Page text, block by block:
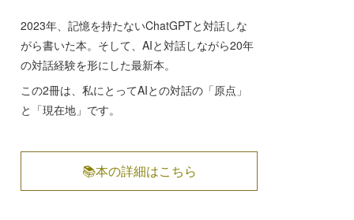
2023年、記憶を持たないChatGPTと対話しな
がら書いた本。そして、AIと対話しながら20年
の対話経験を形にした最新本。
この2冊は、私にとってAIとの対話の「原点」
と「現在地」です。
📚本の詳細はこちら